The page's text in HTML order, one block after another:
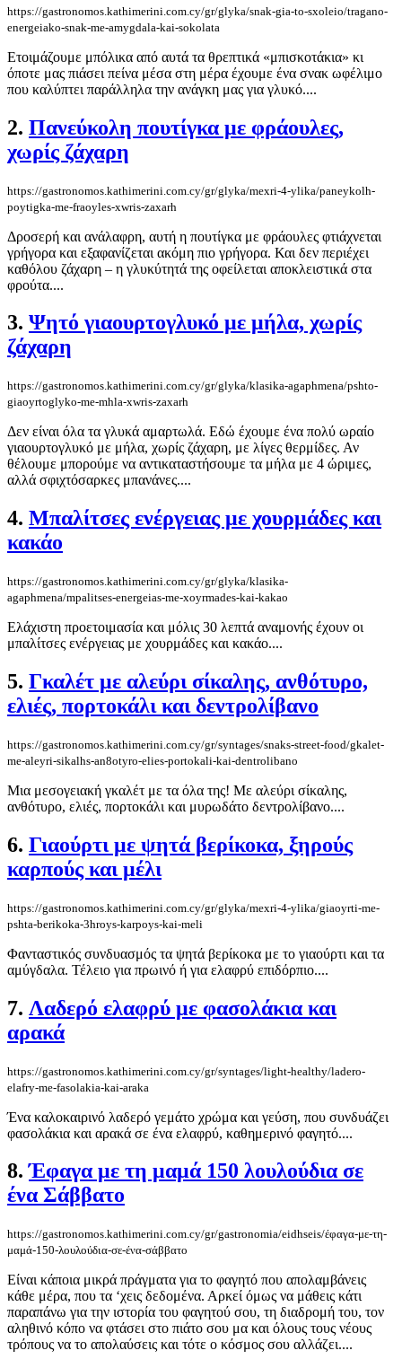
https://gastronomos.kathimerini.com.cy/gr/glyka/snak-gia-to-sxoleio/tragano-
energeiako-snak-me-amygdala-kai-sokolata
Eτοιμάζουμε μπόλικα από αυτά τα θρεπτικά «μπισκοτάκια» κι
όποτε μας πιάσει πείνα μέσα στη μέρα έχουμε ένα σνακ ωφέλιμο
που καλύπτει παράλληλα την ανάγκη μας για γλυκό....
2. Πανεύκολη πουτίγκα με φράουλες,
χωρίς ζάχαρη
https://gastronomos.kathimerini.com.cy/gr/glyka/mexri-4-ylika/paneykolh-
poytigka-me-fraoyles-xwris-zaxarh
Δροσερή και ανάλαφρη, αυτή η πουτίγκα με φράουλες φτιάχνεται
γρήγορα και εξαφανίζεται ακόμη πιο γρήγορα. Και δεν περιέχει
καθόλου ζάχαρη – η γλυκύτητά της οφείλεται αποκλειστικά στα
φρούτα....
3. Ψητό γιαουρτογλυκό με μήλα, χωρίς
ζάχαρη
https://gastronomos.kathimerini.com.cy/gr/glyka/klasika-agaphmena/pshto-
giaoyrtoglyko-me-mhla-xwris-zaxarh
Δεν είναι όλα τα γλυκά αμαρτωλά. Εδώ έχουμε ένα πολύ ωραίο
γιαουρτογλυκό με μήλα, χωρίς ζάχαρη, με λίγες θερμίδες. Αν
θέλουμε μπορούμε να αντικαταστήσουμε τα μήλα με 4 ώριμες,
αλλά σφιχτόσαρκες μπανάνες....
4. Μπαλίτσες ενέργειας με χουρμάδες και
κακάο
https://gastronomos.kathimerini.com.cy/gr/glyka/klasika-
agaphmena/mpalitses-energeias-me-xoyrmades-kai-kakao
Ελάχιστη προετοιμασία και μόλις 30 λεπτά αναμονής έχουν οι
μπαλίτσες ενέργειας με χουρμάδες και κακάο....
5. Γκαλέτ με αλεύρι σίκαλης, ανθότυρο,
ελιές, πορτοκάλι και δεντρολίβανο
https://gastronomos.kathimerini.com.cy/gr/syntages/snaks-street-food/gkalet-
me-aleyri-sikalhs-an8otyro-elies-portokali-kai-dentrolibano
Μια μεσογειακή γκαλέτ με τα όλα της! Με αλεύρι σίκαλης,
ανθότυρο, ελιές, πορτοκάλι και μυρωδάτο δεντρολίβανο....
6. Γιαούρτι με ψητά βερίκοκα, ξηρούς
καρπούς και μέλι
https://gastronomos.kathimerini.com.cy/gr/glyka/mexri-4-ylika/giaoyrti-me-
pshta-berikoka-3hroys-karpoys-kai-meli
Φανταστικός συνδυασμός τα ψητά βερίκοκα με το γιαούρτι και τα
αμύγδαλα. Τέλειο για πρωινό ή για ελαφρύ επιδόρπιο....
7. Λαδερό ελαφρύ με φασολάκια και
αρακά
https://gastronomos.kathimerini.com.cy/gr/syntages/light-healthy/ladero-
elafry-me-fasolakia-kai-araka
Ένα καλοκαιρινό λαδερό γεμάτο χρώμα και γεύση, που συνδυάζει
φασολάκια και αρακά σε ένα ελαφρύ, καθημερινό φαγητό....
8.Έφαγα με τη μαμά 150 λουλούδια σε
ένα Σάββατο
https://gastronomos.kathimerini.com.cy/gr/gastronomia/eidhseis/έφαγα-με-τη-
μαμά-150-λουλούδια-σε-ένα-σάββατο
Είναι κάποια μικρά πράγματα για το φαγητό που απολαμβάνεις
κάθε μέρα, που τα ‘χεις δεδομένα. Αρκεί όμως να μάθεις κάτι
παραπάνω για την ιστορία του φαγητού σου, τη διαδρομή του, τον
αληθινό κόπο να φτάσει στο πιάτο σου μα και όλους τους νέους
τρόπους να το απολαύσεις και τότε ο κόσμος σου αλλάζει....